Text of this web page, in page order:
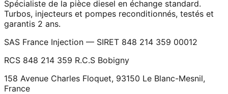
Spécialiste de la pièce diesel en échange standard.
Turbos, injecteurs et pompes reconditionnés, testés et
garantis 2 ans.
SAS France Injection — SIRET 848 214 359 00012
RCS 848 214 359 R.C.S Bobigny
158 Avenue Charles Floquet, 93150 Le Blanc-Mesnil,
France